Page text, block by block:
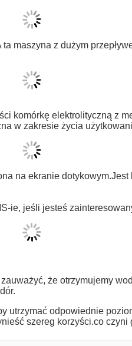
maszyna z dużym
komórkę elektrolityczną z
w zakresie życia
na ekranie dotykowym.Jest
ie, jeśli jesteś
że otrzymujemy
utrzymać odpowiednie
szereg korzyści.co